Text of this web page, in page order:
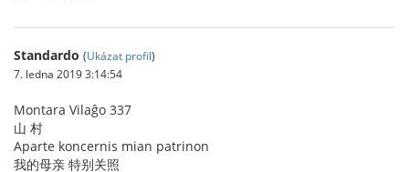
Standardo (Ukázat profil)
7. ledna 2019 3:14:54
Montara Vilaĝo 337
山 村
Aparte koncernis mian patrinon
我的母亲 特别关照